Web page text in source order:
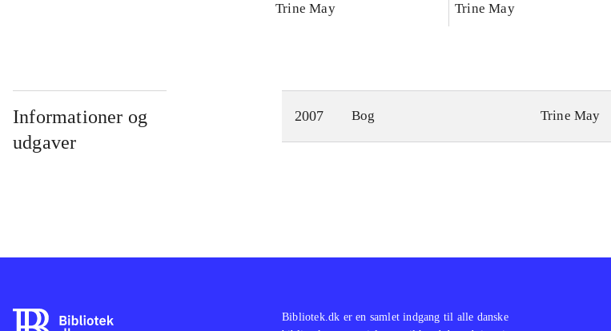
Arbejdsbog. Bind A
Trine May
Arbejdsbog. Bind B
Trine May
Informationer og
udgaver
2007 Bog Trine May
Bibliotek.dk er en samlet indgang til alle danske